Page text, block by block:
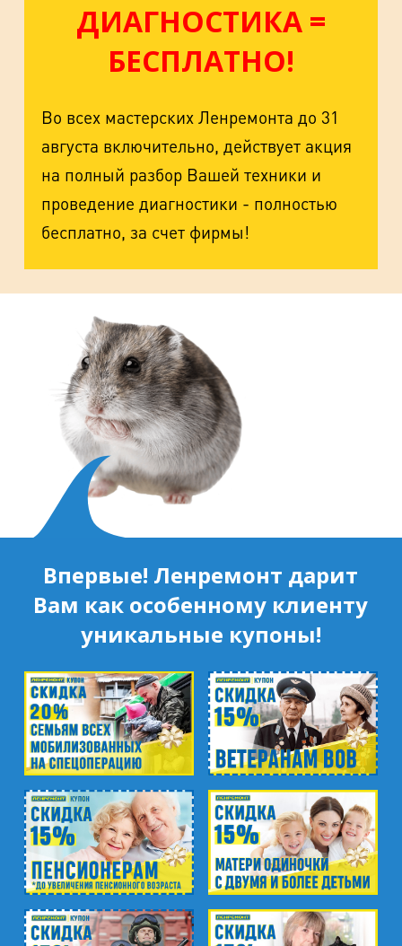
ДИАГНОСТИКА =
БЕСПЛАТНО!
Во всех мастерских Ленремонта до 31
августа включительно, действует акция
на полный разбор Вашей техники и
проведение диагностики - полностью
бесплатно, за счет фирмы!
Впервые! Ленремонт дарит
Вам как особенному клиенту
уникальные купоны!